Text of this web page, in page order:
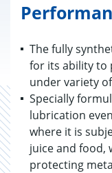
The fully
for its ability to
under variety
Specially
lubrication
where it is
juice and food,
protecting